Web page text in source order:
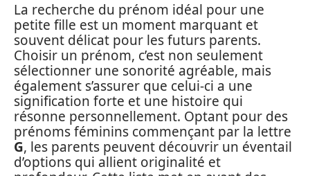
La recherche du prénom idéal pour une
petite fille est un moment marquant et
souvent délicat pour les futurs parents.
Choisir un prénom, c’est non seulement
sélectionner une sonorité agréable, mais
également s’assurer que celui-ci a une
signification forte et une histoire qui
résonne personnellement. Optant pour des
prénoms féminins commençant par la lettre
G, les parents peuvent découvrir un éventail
d’options qui allient originalité et